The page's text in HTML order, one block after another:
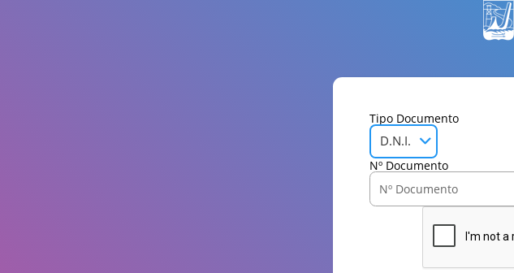
Tipo Documento
D.N.I.
Nº Documento